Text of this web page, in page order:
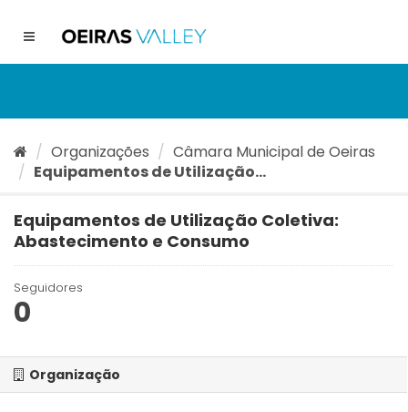
conteúdo
Toggle
Organizações
Câmara Municipal de Oeiras
Equipamentos de Utilização...
Equipamentos de Utilização Coletiva:
Abastecimento e Consumo
Seguidores
0
Organização